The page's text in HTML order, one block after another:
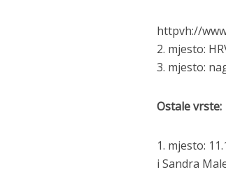
httpvh://
2. mjesto:
3. mjesto:
Ostale vrste:
1. mjesto:
i Sandra